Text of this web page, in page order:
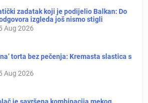
zadatak koji je podijelio Balkan: Do
izgleda još nismo stigli
Aug 2026
torta bez pečenja: Kremasta slastica s
Aug 2026